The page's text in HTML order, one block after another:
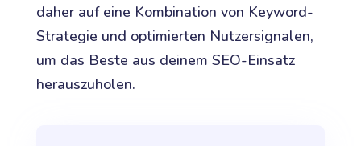
daher auf eine Kombination von Keyword-
Strategie und optimierten Nutzersignalen,
um das Beste aus deinem SEO-Einsatz
herauszuholen.